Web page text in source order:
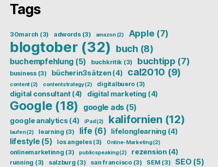
Tags
30march (3) adwords(3) amazon(2) Apple (7)
blogtober(32) buch (8)
buchempfehlung (5) buchkritik (3) buchtipp (7)
business(3) bücherin3sätzen(4) cal2010 (9)
content (2) contentstrategy(2) digitalbuero (3)
digital consultant (4) digital marketing (4)
Google (18) google ads (5)
google analytics (4) iPad(2) kalifornien (12)
laufen(2) learning (3) life (6) lifelonglearning (4)
lifestyle(5) los angeles(3) Online-Marketing(2)
onlinemarketinng (3) publicspeaking(2) rezension(4)
running (3) salzburg (3) san francisco(3) SEM (3) SEO (5)